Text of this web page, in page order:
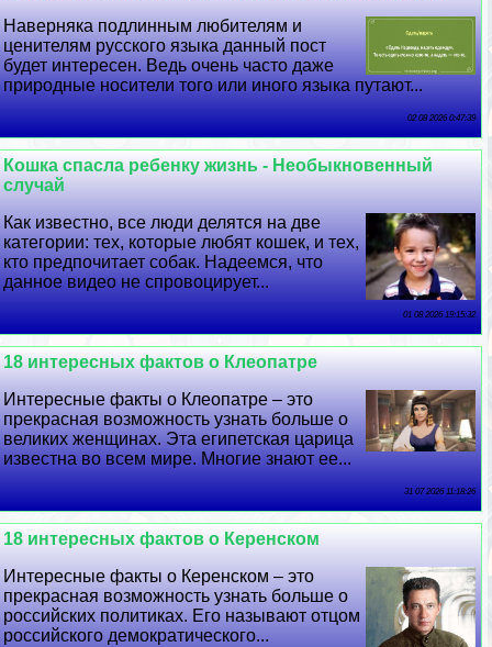
Наверняка подлинным любителям и
ценителям русского языка данный пост
будет интересен. Ведь очень часто даже
природные носители того или иного языка путают...
02 08 2026 0:47:39
Кошка спасла ребенку жизнь - Необыкновенный
случай
Как известно, все люди делятся на две
категории: тех, которые любят кошек, и тех,
кто предпочитает собак. Надеемся, что
данное видео не спровоцирует...
01 08 2026 19:15:32
18 интересных фактов о Клеопатре
Интересные факты о Клеопатре – это
прекрасная возможность узнать больше о
великих женщинах. Эта египетская царица
известна во всем мире. Многие знают ее...
31 07 2026 11:18:26
18 интересных фактов о Керенском
Интересные факты о Керенском – это
прекрасная возможность узнать больше о
российских политиках. Его называют отцом
российского демократического...